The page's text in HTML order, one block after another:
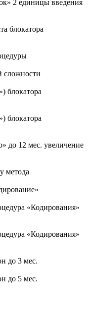
2 единицы введения
блокатора
сложности
блокатора
блокатора
до 12 мес. увеличение
метода
«Кодирования»
«Кодирования»
до 3 мес.
до 5 мес.